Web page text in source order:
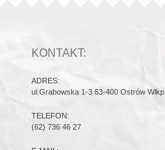
KONTAKT:
ADRES:
ul.Grabowska 1-3 63-400 Ostrów Wlkp.
TELEFON:
(62) 736 46 27